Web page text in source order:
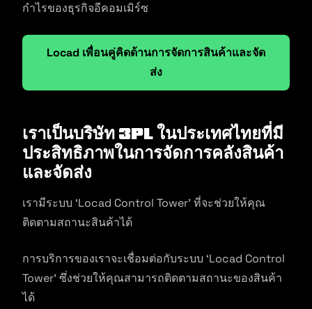
กำไรของธุรกิจอีคอมเมิร์ซ
Locad เพื่อนคู่คิดด้านการจัดการสินค้าและจัด
ส่ง
เราเป็นบริษัท 3PL ในประเทศไทยที่มี
ประสิทธิภาพในการจัดการคลังสินค้า
และจัดส่ง
เรามีระบบ ‘Locad Control Tower’ ที่จะช่วยให้คุณ
ติดตามสถานะสินค้าได้
การบริการของเราจะเชื่อมต่อกับระบบ ‘Locad Control
Tower’ ซึ่งช่วยให้คุณสามารถติดตามสถานะของสินค้า
ได้